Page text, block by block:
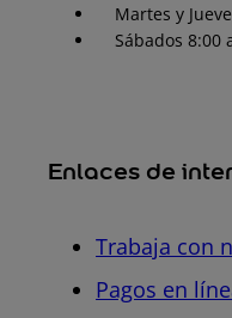
Martes y
Sábados 8:00
Enlaces de
Trabaja con
Pagos en